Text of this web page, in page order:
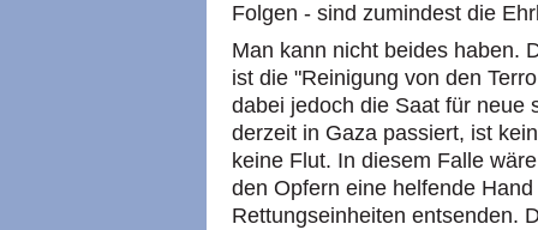
Folgen - sind zumindest die
Man kann nicht beides haben.
ist die "Reinigung von den
dabei jedoch die Saat für neue
derzeit in Gaza passiert, ist
keine Flut. In diesem Falle
den Opfern eine helfende
Rettungseinheiten entsenden.